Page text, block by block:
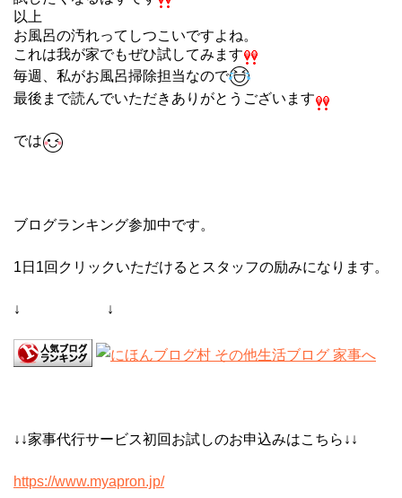
以上
お風呂の汚れってしつこいですよね。
これは我が家でもぜひ試してみます
毎週、私がお風呂掃除担当なので
最後まで読んでいただきありがとうございます
では
ブログランキング参加中です。
1日1回クリックいただけるとスタッフの励みになります。
↓ ↓
↓↓家事代行サービス初回お試しのお申込みはこちら↓↓
https://www.myapron.jp/